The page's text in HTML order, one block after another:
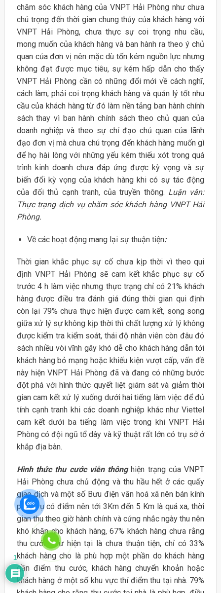
chăm sóc khách hàng của VNPT Hải Phòng như chưa
chú trọng đến thời gian chung thủy của khách hàng với
VNPT Hải Phòng, chưa thực sự coi trọng nhu cầu,
mong muốn của khách hàng và ban hành ra theo ý chủ
quan của đơn vị nên mặc dù tốn kém nguồn lực nhưng
không đạt được mục tiêu, sự kém hấp dẫn cho thấy
VNPT Hải Phòng cần có những đổi mới về cách nghĩ,
cách làm, phải coi trọng khách hàng và quản lý tốt nhu
cầu của khách hàng từ đó làm nền tảng ban hành chính
sách thay vì ban hành chính sách theo chủ quan của
doanh nghiệp và theo sự chỉ đạo chủ quan của lãnh
đạo đơn vị mà chưa chú trọng đến khách hàng muốn gì
để họ hài lòng với những yếu kém thiếu xót trong quá
trình kinh doanh chưa đáp ứng được kỳ vọng và sự
biến đổi kỳ vọng của khách hàng khi có sự tác động
của đối thủ cạnh tranh, của truyền thông. Luận văn:
Thực trạng dịch vụ chăm sóc khách hàng VNPT Hải
Phòng.
Về các hoạt động mang lại sự thuận tiện:
Thời gian khắc phục sự cố chưa kịp thời vì theo qui
định VNPT Hải Phòng sẽ cam kết khắc phục sự cố
trước 4 h làm việc nhưng thực trạng chỉ có 21% khách
hàng được điều tra đánh giá đúng thời gian qui định
còn lại 79% chưa thực hiện được cam kết, song song
giữa xử lý sự không kịp thời thì chất lượng xử lý không
được kiểm tra kiểm soát, thái độ nhân viên còn đâu đó
sách nhiều vòi vĩnh gây khó dễ cho khách hàng dẫn tới
khách hàng bỏ mạng hoặc khiếu kiện vượt cấp, vấn đề
này hiện VNPT Hải Phòng đã và đang có những bước
đột phá với hình thức quyết liệt giám sát và giảm thời
gian cam kết xử lý xuống dưới hai tiếng làm việc để đủ
tính cạnh tranh khi các doanh nghiệp khác như Viettel
cam kết dưới ba tiếng làm việc trong khi VNPT Hải
Phòng có đội ngũ tổ dây và kỹ thuật rất lớn có trụ sở ở
khắp địa bàn.
Hình thức thu cước viễn thônghiện trạng của VNPT
Hải Phòng chưa chủ động và thu hầu hết ở các quấy
giao dịch và một số Bưu điện văn hoá xã nên bán kính
phục vụ có điểm nên tới 3Km đến 5 Km là quá xa, thời
gian thu theo giờ hành chính và cứng nhắc ngày thu nên
khó khăn cho khách hàng, 67% khách hàng chưa rằng
thu cước như hiện tại là chưa thuận tiện, chỉ có 33%
khách hàng cho là phù hợp một phần do khách hàng
gần điểm thu cước, khách hàng chuyển khoản hoặc
khách hàng ở một số khu vực thí điểm thu tại nhà. 79%
1